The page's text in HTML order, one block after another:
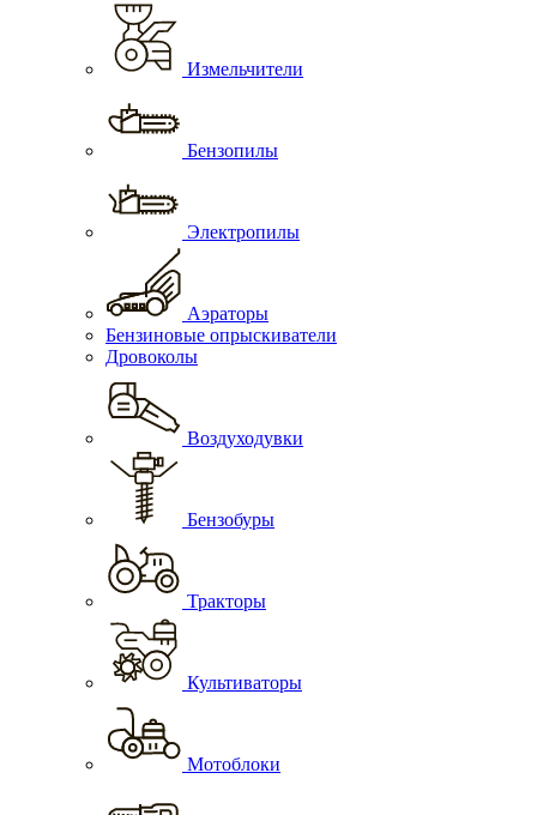
Измельчители
Бензопилы
Электропилы
Аэраторы
Бензиновые опрыскиватели
Дровоколы
Воздуходувки
Бензобуры
Тракторы
Культиваторы
Мотоблоки